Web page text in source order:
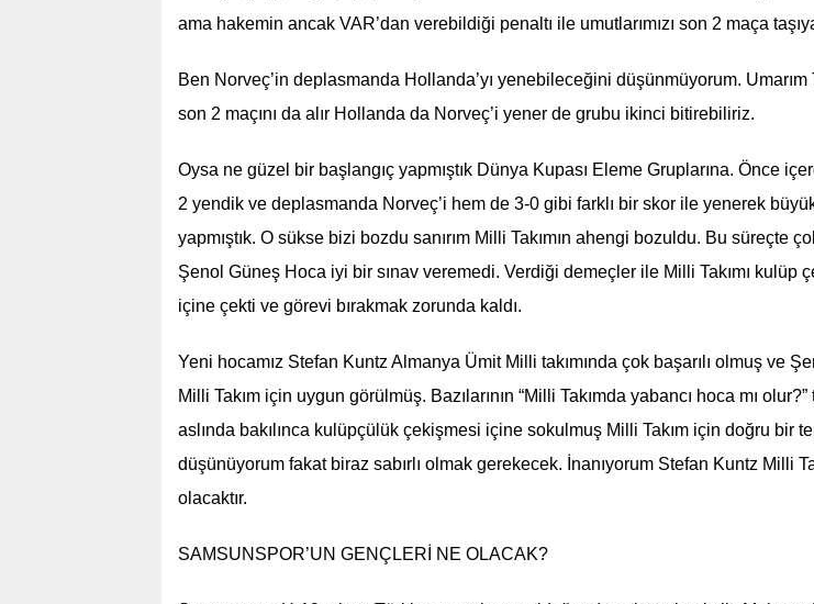
ama hakemin ancak VAR’dan verebildiği penaltı ile umutlarımızı son 2 maça
Ben Norveç’in deplasmanda Hollanda’yı yenebileceğini düşünmüyorum. Umarım
son 2 maçını da alır Hollanda da Norveç’i yener de grubu ikinci bitirebiliriz.
Oysa ne güzel bir başlangıç yapmıştık Dünya Kupası Eleme Gruplarına. Önce
2 yendik ve deplasmanda Norveç’i hem de 3-0 gibi farklı bir skor ile yenerek
yapmıştık. O sükse bizi bozdu sanırım Milli Takımın ahengi bozuldu. Bu süreçte
Şenol Güneş Hoca iyi bir sınav veremedi. Verdiği demeçler ile Milli Takımı kulüp
içine çekti ve görevi bırakmak zorunda kaldı.
Yeni hocamız Stefan Kuntz Almanya Ümit Milli takımında çok başarılı olmuş ve
Milli Takım için uygun görülmüş. Bazılarının “Milli Takımda yabancı hoca mı
aslında bakılınca kulüpçülük çekişmesi içine sokulmuş Milli Takım için doğru bir
düşünüyorum fakat biraz sabırlı olmak gerekecek. İnanıyorum Stefan Kuntz Milli
olacaktır.
SAMSUNSPOR’UN GENÇLERİ NE OLACAK?